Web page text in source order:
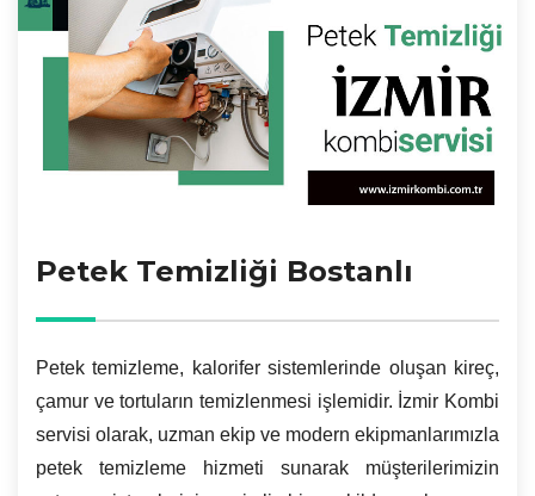
Petek Temizliği Bostanlı
Petek temizleme, kalorifer sistemlerinde oluşan kireç,
çamur ve tortuların temizlenmesi işlemidir. İzmir Kombi
servisi olarak, uzman ekip ve modern ekipmanlarımızla
petek temizleme hizmeti sunarak müşterilerimizin